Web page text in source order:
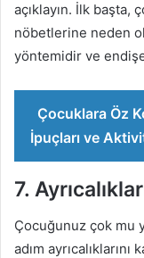
açıklayın. İlk başta,
nöbetlerine neden
yöntemidir ve
Çocuklara Öz
İpuçları ve
7.
Çocuğunuz çok mu
adım